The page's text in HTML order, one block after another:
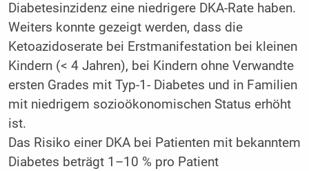
Diabetesinzidenz eine niedrigere DKA-Rate haben.
Weiters konnte gezeigt werden, dass die
Ketoazidoserate bei Erstmanifestation bei kleinen
Kindern (< 4 Jahren), bei Kindern ohne Verwandte
ersten Grades mit Typ-1- Diabetes und in Familien
mit niedrigem sozioökonomischen Status erhöht
ist.
Das Risiko einer DKA bei Patienten mit bekanntem
Diabetes beträgt 1–10 % pro Patient